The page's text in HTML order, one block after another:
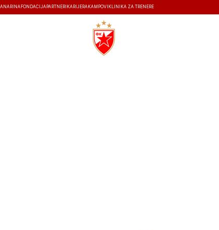
FONDACIJA PARTNERI KARIJERA KAMPOVI KLINIKA ZA TRENERE